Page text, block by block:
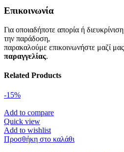
Επικοινωνία
Για οποιαδήποτε απορία ή
την παράδοση,
παρακαλούμε επικοινωνήστε μαζί μας
παραγγελίας.
Related Products
-15%
Add to compare
Quick view
Add to wishlist
Προσθήκη στο καλάθι